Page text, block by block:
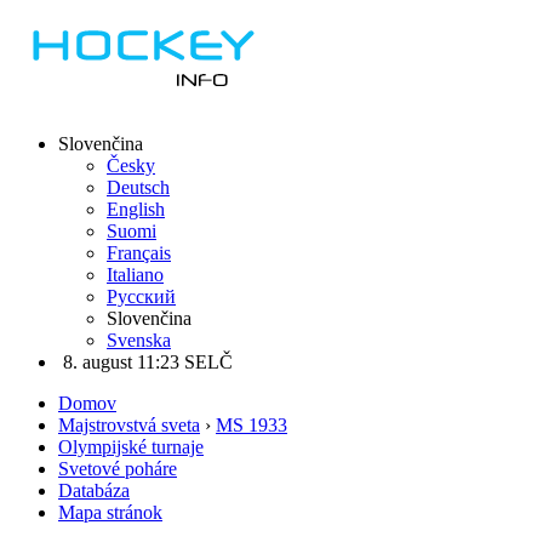
Slovenčina
Česky
Deutsch
English
Suomi
Français
Italiano
Русский
Slovenčina
Svenska
8. august 11:23 SELČ
Domov
Majstrovstvá sveta › MS 1933
Olympijské turnaje
Svetové poháre
Databáza
Mapa stránok